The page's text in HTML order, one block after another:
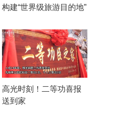
构建“世界级旅游目的地”
高光时刻！二等功喜报
送到家